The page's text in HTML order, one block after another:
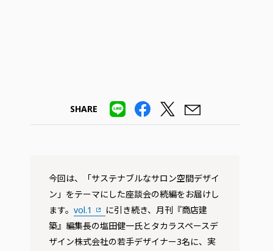
SHARE
今回は、「サステナブルなサロン空間デザイ
ン」をテーマにした座談会の続編をお届けし
ます。 vol.1
に引き続き、月刊『商店建
築』編集長の塩田健一氏とタカラスペースデ
ザイン株式会社の若手デザイナー3名に、実